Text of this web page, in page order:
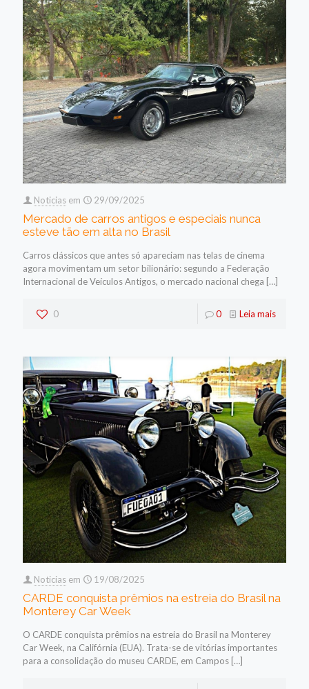
Noticias em 29/09/2025
Mercado de carros antigos e especiais nunca
esteve tão em alta no Brasil
Carros clássicos que antes só apareciam nas telas de cinema
agora movimentam um setor bilionário: segundo a Federação
Internacional de Veículos Antigos, o mercado nacional chega […]
0 0 Leia mais
Noticias em 19/08/2025
CARDE conquista prêmios na estreia do Brasil na
Monterey Car Week
O CARDE conquista prêmios na estreia do Brasil na Monterey
Car Week, na Califórnia (EUA). Trata-se de vitórias importantes
para a consolidação do museu CARDE, em Campos […]